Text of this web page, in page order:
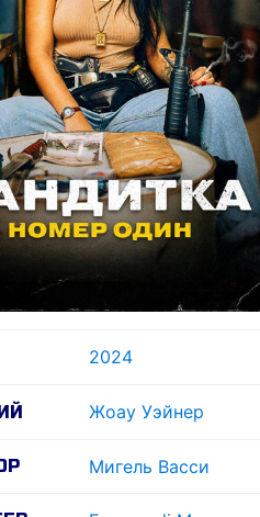
2024
Жоау Уэйнер
Мигель Васси